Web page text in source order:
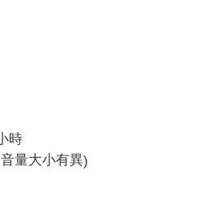
時
量大小有異)